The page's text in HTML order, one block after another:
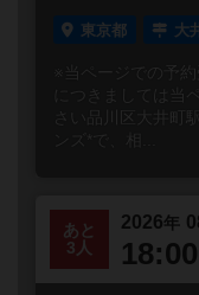
東京都 大
※当ページでの予
につきましては当
さい品川区大井町
あと
3人
2026年